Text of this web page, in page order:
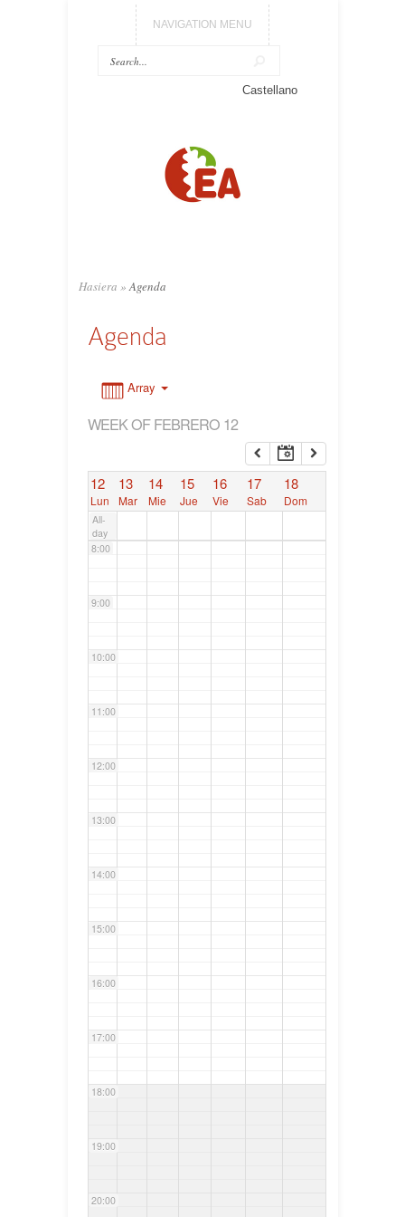
NAVIGATION MENU
Castellano
Hasiera » Agenda
Agenda
Array
WEEK OF FEBRERO 12
12
Lun
13
Mar
14
Mie
15
Jue
16
Vie
17
Sab
18
Dom
All-
day
4:00
5:00
7:00
8:00
9:00
10:00
11:00
12:00
13:00
14:00
15:00
16:00
17:00
18:00
19:00
20:00